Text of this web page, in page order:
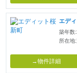
エデ
築年数
所在地
→物件詳細